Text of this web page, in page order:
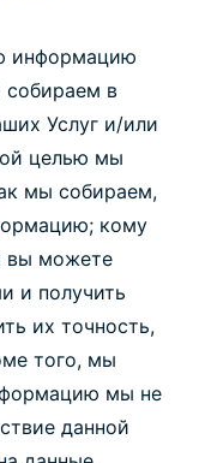
информацию
собираем в
Услуг и/или
целью мы
мы собираем,
кому
вы можете
и получить
их точность,
того, мы
мы не
данной